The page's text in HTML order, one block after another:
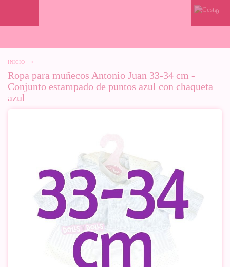
0
INICIO >
Ropa para muñecos Antonio Juan 33-34 cm -
Conjunto estampado de puntos azul con chaqueta
azul